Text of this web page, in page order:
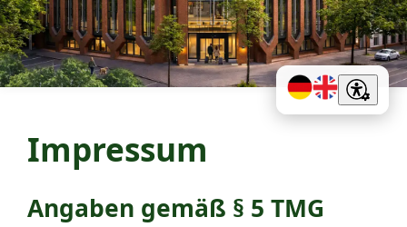
Impressum
Angaben gemäß § 5 TMG